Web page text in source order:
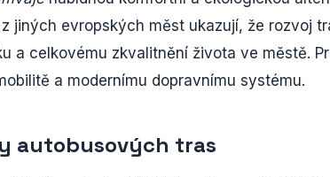
jiných evropských měst ukazují, že rozvoj
a celkovému zkvalitnění života ve městě.
a modernímu dopravnímu systému.
autobusových tras